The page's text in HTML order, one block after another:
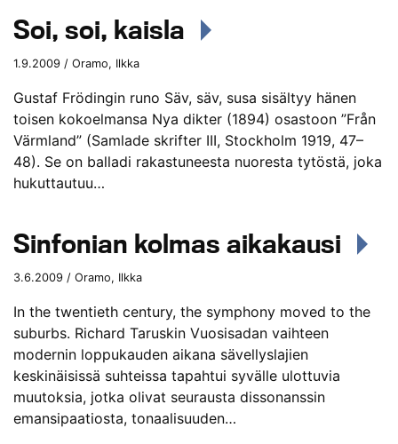
Soi, soi, kaisla
1.9.2009 / Oramo, Ilkka
Gustaf Frödingin runo Säv, säv, susa sisältyy hänen
toisen kokoelmansa Nya dikter (1894) osastoon ”Från
Värmland” (Samlade skrifter III, Stockholm 1919, 47–
48). Se on balladi rakastuneesta nuoresta tytöstä, joka
hukuttautuu…
Sinfonian kolmas aikakausi
3.6.2009 / Oramo, Ilkka
In the twentieth century, the symphony moved to the
suburbs. Richard Taruskin Vuosisadan vaihteen
modernin loppukauden aikana sävellyslajien
keskinäisissä suhteissa tapahtui syvälle ulottuvia
muutoksia, jotka olivat seurausta dissonanssin
emansipaatiosta, tonaalisuuden…